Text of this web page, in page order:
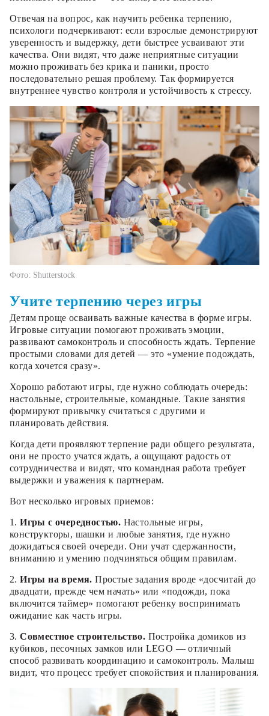
Отвечая на вопрос, как научить ребенка терпению,
психологи подчеркивают: если взрослые демонстрируют
уверенность и выдержку, дети быстрее усваивают эти
качества. Они видят, что даже неприятные ситуации
можно проживать без крика и паники, просто
последовательно решая проблему. Так формируется
внутреннее чувство контроля и устойчивость к стрессу.
Фото: Shutterstock
Учите терпению через игры
Детям проще осваивать важные качества в форме игры.
Игровые ситуации помогают проживать эмоции,
развивают самоконтроль и способность ждать. Терпение
простыми словами для детей — это «умение подождать,
когда хочется сразу».
Хорошо работают игры, где нужно соблюдать очередь:
настольные, строительные, командные. Такие занятия
формируют привычку считаться с другими и
планировать действия.
Когда дети проявляют терпение ради общего результата,
они не просто учатся ждать, а ощущают радость от
сотрудничества и видят, что командная работа требует
выдержки и уважения к партнерам.
Вот несколько игровых приемов:
1.Игры с очередностью. Настольные игры,
конструкторы, шашки и любые занятия, где нужно
дожидаться своей очереди. Они учат сдержанности,
вниманию и умению подчиняться общим правилам.
2.Игры на время. Простые задания вроде «досчитай до
двадцати, прежде чем начать» или «подожди, пока
включится таймер» помогают ребенку воспринимать
ожидание как часть игры.
3.Совместное строительство. Постройка домиков из
кубиков, песочных замков или LEGO — отличный
способ развивать координацию и самоконтроль. Малыш
видит, что процесс требует спокойствия и планирования.